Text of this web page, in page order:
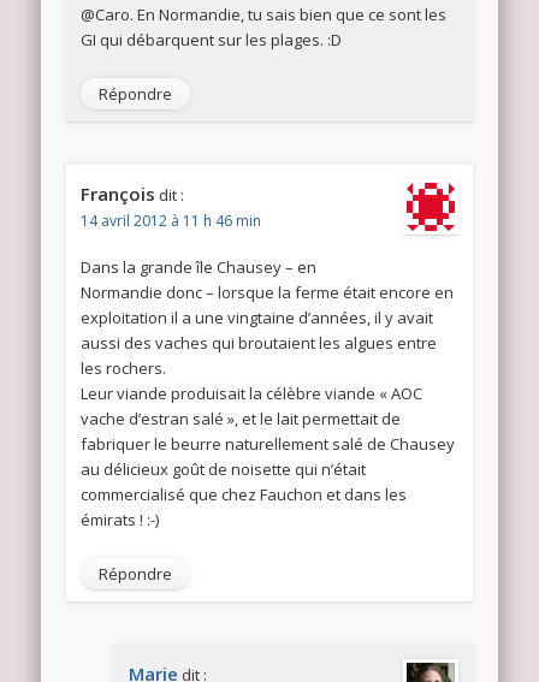
@Caro. En Normandie, tu sais bien que ce sont les
GI qui débarquent sur les plages. :D
Répondre
François dit :
14 avril 2012 à 11 h 46 min
Dans la grande île Chausey – en
Normandie donc – lorsque la ferme était encore en
exploitation il a une vingtaine d’années, il y avait
aussi des vaches qui broutaient les algues entre
les rochers.
Leur viande produisait la célèbre viande « AOC
vache d’estran salé », et le lait permettait de
fabriquer le beurre naturellement salé de Chausey
au délicieux goût de noisette qui n’était
commercialisé que chez Fauchon et dans les
émirats ! :-)
Répondre
Marie dit :